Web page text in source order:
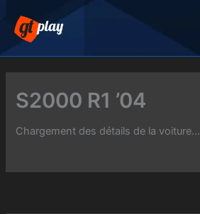
contenu
S2000 R1 ’04
Chargement des détails de la voiture...